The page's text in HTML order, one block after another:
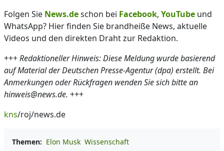
Folgen Sie News.deschon bei Facebook, YouTube und
WhatsApp? Hier finden Sie brandheiße News, aktuelle
Videos und den direkten Draht zur Redaktion.
+++Redaktioneller Hinweis: Diese Meldung wurde basierend
auf Material der Deutschen Presse-Agentur (dpa) erstellt. Bei
Anmerkungen oder Rückfragen wenden Sie sich bitte an
hinweis@news.de. +++
kns/roj/news.de
Themen: Elon Musk Wissenschaft